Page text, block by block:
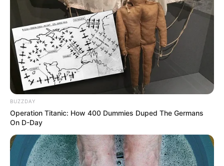
BUZZDAY
Operation Titanic: How 400 Dummies Duped The Germans
On D-Day